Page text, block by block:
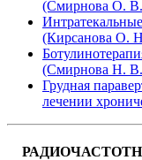
(Смирнова О.
(Кирсанова О.
(Смирнова Н.
Грудная
лечении